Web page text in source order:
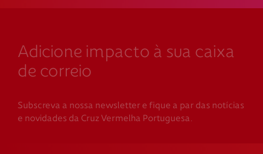
Adicione impacto à sua caixa
de correio
Subscreva a nossa newsletter e fique a par das notícias
e novidades da Cruz Vermelha Portuguesa.